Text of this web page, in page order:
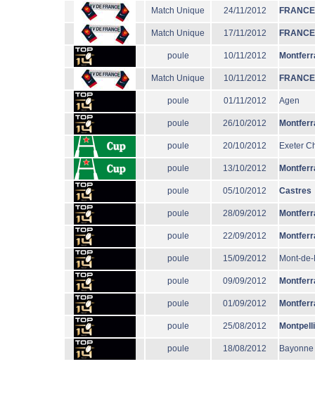
Match Unique 24/11/2012 FRANCE
Match Unique 17/11/2012 FRANCE
poule 10/11/2012
Match Unique 10/11/2012 FRANCE
poule 01/11/2012 Agen
poule 26/10/2012
poule 20/10/2012 Exeter
poule 13/10/2012
poule 05/10/2012 Castres
poule 28/09/2012
poule 22/09/2012
poule 15/09/2012 Mont-
poule 09/09/2012
poule 01/09/2012
poule 25/08/2012
poule 18/08/2012 Bayonne